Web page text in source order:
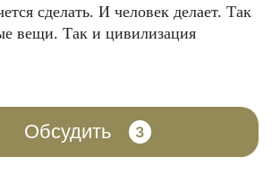
сделать. И человек делает. Так
вещи. Так и цивилизация
Обсудить 3